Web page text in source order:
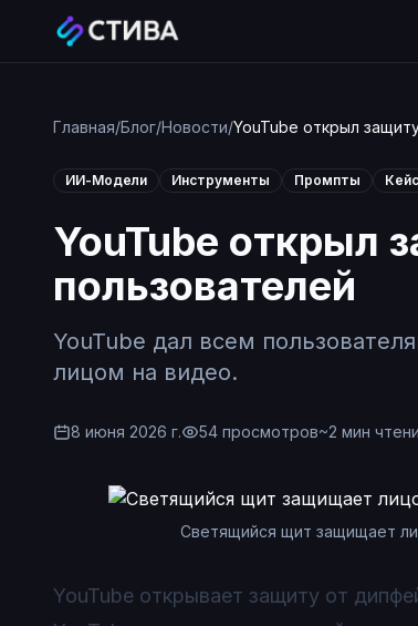
Главная/Блог/Новости/YouTube открыл
ИИ-Модели Инструменты Промпты
YouTube открыл
пользователей
YouTube дал всем
лицом на видео.
8 июня 2026 г. 54 просмотров~2 мин
Светящийся щит защищает
YouTube открывает защиту от